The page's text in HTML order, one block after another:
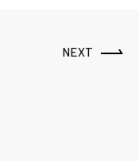
NEXT